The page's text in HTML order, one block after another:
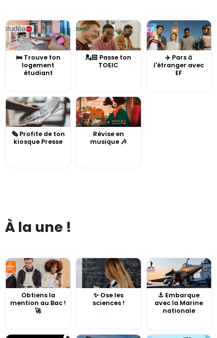
🛌 Trouve ton
logement
étudiant
💂🏻 Passe ton
TOEIC
✈️ Pars à
l'étranger avec
EF
🗞️ Profite de ton
kiosque Presse
Révise en
musique 🎶
À la une !
Obtiens la
mention au Bac !
🚀
✨ Ose les
sciences !
⚓️ Embarque
avec la Marine
nationale